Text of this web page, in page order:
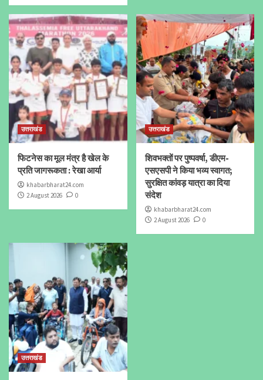
उत्तराखंड
फिटनेस का मूल मंत्र है खेल के
प्रति जागरूकता : रेखा आर्या
khabarbharat24.com
2 August 2026
0
उत्तराखंड
शिवभक्तों पर पुष्पवर्षा, डीएम-
एसएसपी ने किया भव्य स्वागत;
सुरक्षित कांवड़ यात्रा का दिया
संदेश
khabarbharat24.com
2 August 2026
0
उत्तराखंड